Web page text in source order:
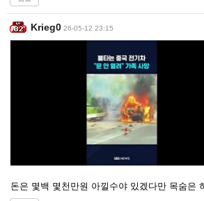
Krieg0 26-05-12 23:15
돈은 몇백 몇천만원 아낄수야 있겠다만 목숨은